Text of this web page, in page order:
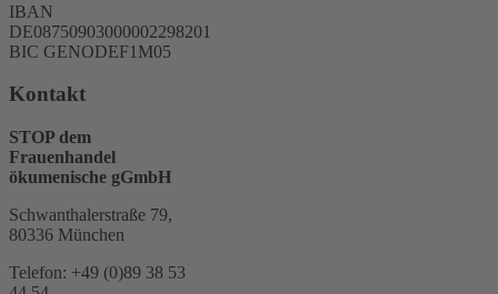
IBAN
DE08750903000002298201
BIC GENODEF1M05
Kontakt
STOP dem
Frauenhandel
ökumenische gGmbH
Schwanthalerstraße 79,
80336 München
Telefon: +49 (0)89 38 53